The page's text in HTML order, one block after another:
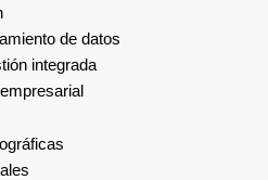
de datos
integrada